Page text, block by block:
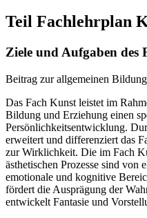
Teil Fachlehrplan
Ziele und Aufgaben des
Beitrag zur allgemeinen Bildung
Das Fach Kunst leistet im
Bildung und Erziehung einen
Persönlichkeitsentwicklung.
erweitert und differenziert das
zur Wirklichkeit. Die im Fach
ästhetischen Prozesse sind von
emotionale und kognitive
fördert die Ausprägung der
entwickelt Fantasie und